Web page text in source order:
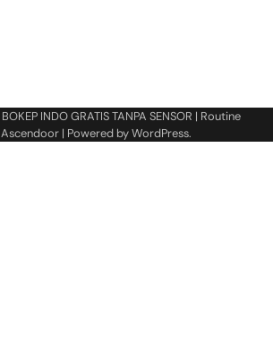
BOKEP INDO GRATIS TANPA SENSOR | Routine
Ascendoor| Powered byWordPress.